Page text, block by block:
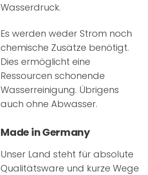
Wasserdruck.
Es werden weder Strom noch
chemische Zusätze benötigt.
Dies ermöglicht eine
Ressourcen schonende
Wasserreinigung. Übrigens
auch ohne Abwasser.
Made in Germany
Unser Land steht für absolute
Qualitätsware und kurze Wege